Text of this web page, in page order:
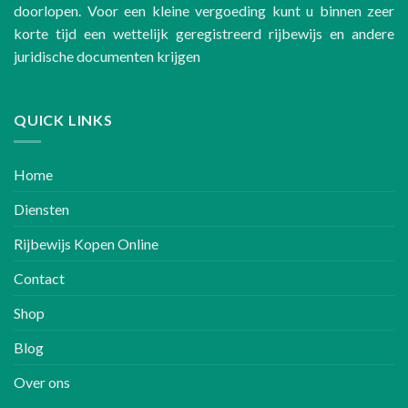
doorlopen. Voor een kleine vergoeding kunt u binnen zeer
korte tijd een wettelijk geregistreerd rijbewijs en andere
juridische documenten krijgen
QUICK LINKS
Home
Diensten
Rijbewijs Kopen Online
Contact
Shop
Blog
Over ons